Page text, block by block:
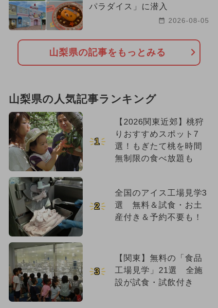
パラダイス」に潜入
2026-08-05
山梨県の記事をもっとみる
山梨県の人気記事ランキング
1
【2026関東近郊】桃狩
りおすすめスポット7
選！もぎたて桃を時間
無制限の食べ放題も
2
全国のアイス工場見学3
選 無料＆試食・お土
産付き＆予約不要も！
3
【関東】無料の「食品
工場見学」21選 全施
設が試食・試飲付き